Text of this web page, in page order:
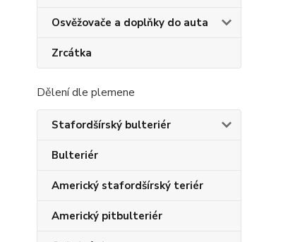
Osvěžovače a doplňky do auta
Zrcátka
Dělení dle plemene
Stafordšírský bulteriér
Bulteriér
Americký stafordšírský teriér
Americký pitbulteriér